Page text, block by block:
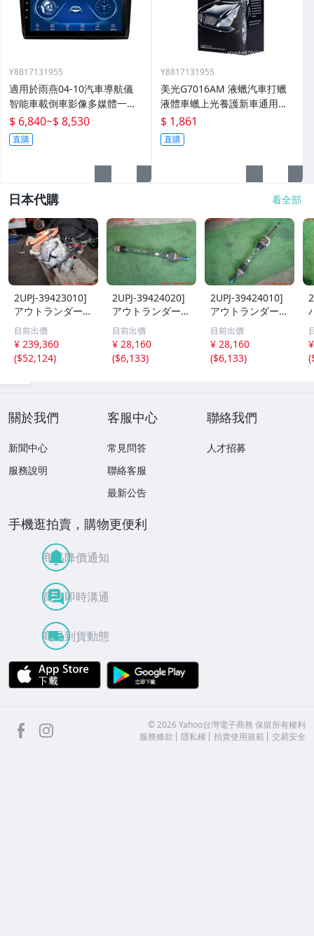
Y8817131955
適用於雨燕04-10汽車導航儀
智能車載倒車影像多媒體一體
機
$ 6,840~$ 8,530
直購
Y8817131955
美光G7016AM 液蠟汽車打蠟
液體車蠟上光養護新車通用棕
櫚蠟
$ 1,861
直購
日本代購 看全部
2UPJ-39423010]
アウトランダーP
HEV(GN0W)ミッ
ション AT 4B12-S
91-YA1 4WD 中古
目前出價
¥ 239,360
($52,124)
2UPJ-39424020]
アウトランダーP
HEV(GN0W)右リ
アドライブシャフ
ト 中古
目前出價
¥ 28,160
($6,133)
2UPJ-39424010]
アウトランダーP
HEV(GN0W)右フ
ロントドライブシ
ャフト 中古
目前出價
¥ 28,160
($6,133)
(
關於我們
新聞中心
服務說明
客服中心
常見問答
聯絡客服
最新公告
聯絡我們
人才招募
手機逛拍賣，購物更便利
商品降價通知
買賣即時溝通
商品到貨動態
APP Store
facebook ©2026 Yahoo台灣電子商務 保留所有權利
服務條款
隱私權 拍賣使用規範 交易安全